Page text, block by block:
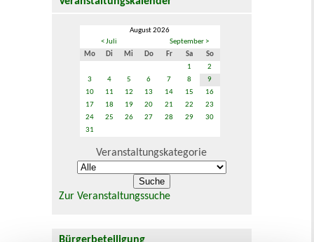
August 2026
< Juli
September >
Mo
Di Mi Do Fr Sa
So
1
2
3
4 5 6 7 8
9
10
11 12 13 14 15
16
17
18 19 20 21 22
23
24
25 26 27 28 29
30
31
Veranstaltungskategorie
Zur Veranstaltungssuche
Bürgerbeteiligung